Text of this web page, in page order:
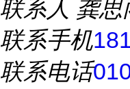
联系人 龚思
联系手机
联系电话